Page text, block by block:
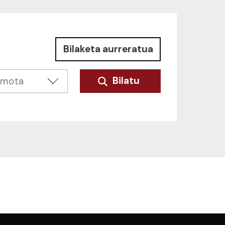
Bilaketa aurreratua
Bilatu